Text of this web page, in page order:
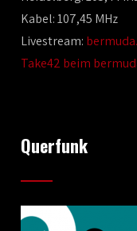
Kabel: 107,45 MHz
Livestream:
Take42 beim
Querfunk